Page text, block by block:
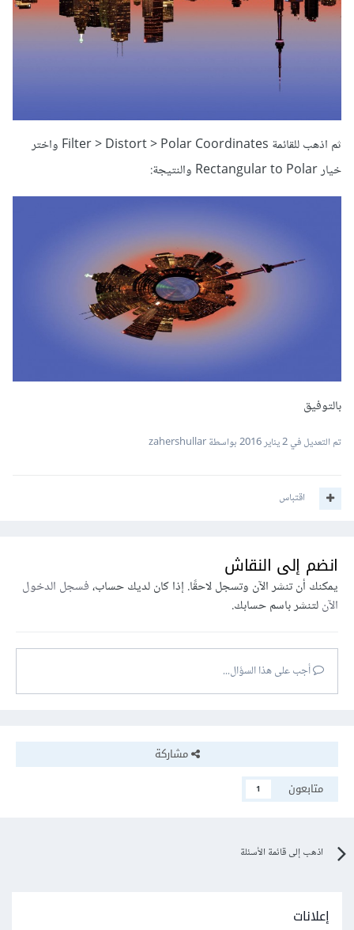
ثم اذهب للقائمة Filter > Distort > Polar Coordinates واختر
خيار Rectangular to Polar والنتيجة:
بالتوفيق
تم التعديل في2 يناير 2016 بواسطة zahershullar
اقتباس
انضم إلى النقاش
يمكنك أن تنشر الآن وتسجل لاحقًا. إذا كان لديك حساب،فسجل الدخول
الآنلتنشر باسم حسابك.
أجب على هذا السؤال...
مشاركة
متابعون
1
اذهب إلى قائمة الأسئلة
إعلانات